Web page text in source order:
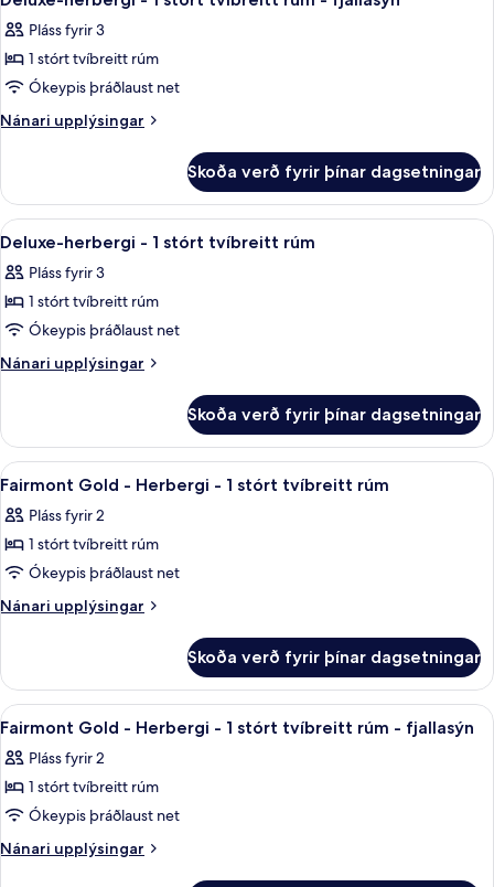
fjallasýn
rúm
-
fjallasýn
allar
myndir
fyrir
Deluxe-
herbergi
stórt
tvíbreitt
rúm
-
fjallasýn
Pláss fyrir 3
1 stórt tvíbreitt rúm
Ókeypis þráðlaust net
Nánari upplýsingar
Nánari
herbergi
1
tvíbreitt
rúm
fjallasýn
Skoða verð fyrir þínar dagsetningar
Skoða
allar
myndir
fyrir
Deluxe-
herbergi
stórt
tvíbreitt
rúm
Deluxe-herbergi - 1 stórt tvíbreitt
6
Deluxe-herbergi - 1 stórt tvíbreitt rúm
Pláss fyrir 3
1 stórt tvíbreitt rúm
Ókeypis þráðlaust net
Nánari upplýsingar
Nánari
herbergi
1
tvíbreitt
rúm
Skoða verð fyrir þínar dagsetningar
Skoða
allar
myndir
fyrir
Fairmont
Gold
-
stórt
tvíbreitt
rúm
Rúmföt af bestu gerð, dúnsængur,
6
Fairmont Gold - Herbergi - 1 stórt tvíbreitt rúm
Pláss fyrir 2
1 stórt tvíbreitt rúm
Ókeypis þráðlaust net
Nánari upplýsingar
Nánari
Gold
Herbergi
stórt
tvíbreitt
rúm
Skoða verð fyrir þínar dagsetningar
Skoða
allar
myndir
fyrir
Fairmont
Gold
Fairmont Gold - Herbergi - 1 stórt
6
Fairmont Gold - Herbergi - 1 stórt tvíbreitt rúm - fjallasýn
Pláss fyrir 2
1 stórt tvíbreitt rúm
Ókeypis þráðlaust net
Nánari upplýsingar
Nánari